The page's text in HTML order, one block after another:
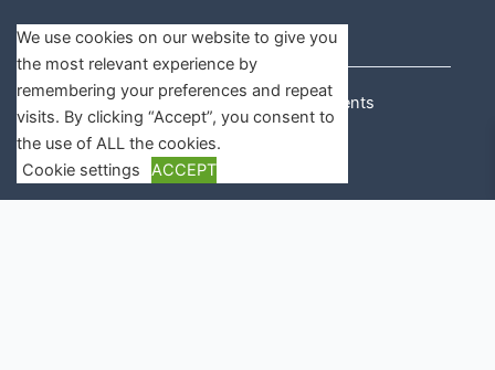
Copyright © 2026 Rail Assessments
We use cookies on our website to give you
the most relevant experience by
remembering your preferences and repeat
visits. By clicking “Accept”, you consent to
the use of ALL the cookies.
Cookie settings
ACCEPT